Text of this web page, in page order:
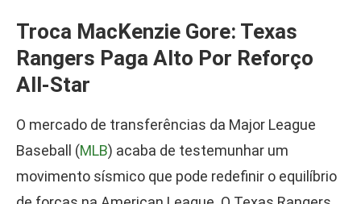
Troca MacKenzie Gore: Texas
Rangers Paga Alto Por Reforço
All-Star
O mercado de transferências da Major League
Baseball (MLB) acaba de testemunhar um
movimento sísmico que pode redefinir o equilíbrio